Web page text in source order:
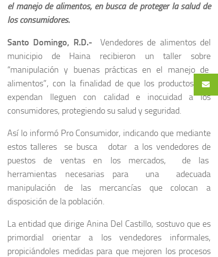
el manejo de alimentos, en busca de proteger la salud de
los consumidores.
Santo Domingo, R.D.-
Vendedores de alimentos del
municipio de Haina recibieron un taller sobre
“manipulación y buenas prácticas en el manejo de
alimentos”, con la finalidad de que los productos que
expendan lleguen con calidad e inocuidad a los
consumidores, protegiendo su salud y seguridad.
Así lo informó Pro Consumidor, indicando que mediante
estos talleres se busca dotar a los vendedores de
puestos de ventas en los mercados, de las
herramientas necesarias para una adecuada
manipulación de las mercancías que colocan a
disposición de la población.
La entidad que dirige Anina Del Castillo, sostuvo que es
primordial orientar a los vendedores informales,
propiciándoles medidas para que mejoren los procesos